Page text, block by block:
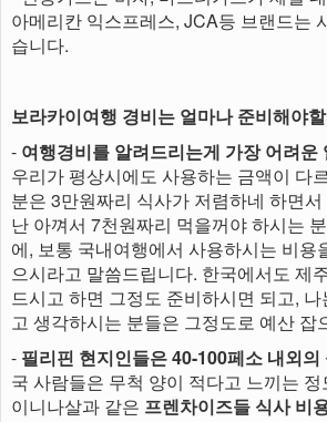
아메리칸 익스프레스, JCA등 브랜드는
습니다.
보라카이여행 경비는 얼마나 준비해야
- 여행경비를 알려드리는게 가장 어려운
우리가 평상시에도 사용하는 금액이 다
분은 3만원짜리 식사가 저렴하네 하면
난 아껴서 7천원짜리 먹을꺼야 하시는
에, 보통 국내여행에서 사용하시는 비용
으시라고 말씀드립니다. 한국에서도 제
드시고 하면 그정도 준비하시면 되고,
고 생각하시는 분들은 그정도로 예산 잡
- 필리핀 현지인들은 40-100페소 내외의
국 사람들은 무척 양이 적다고 느끼는
이니나살과 같은 프렌차이즈들 식사 비